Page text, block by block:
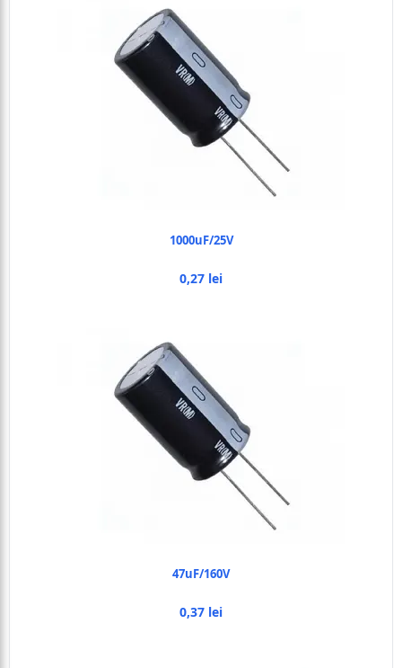
1000uF/25V
0,27 lei
47uF/160V
0,37 lei